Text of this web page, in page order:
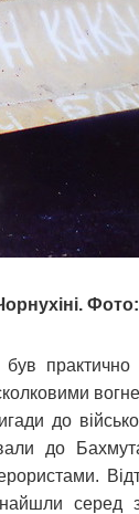
практично
до
до
серед